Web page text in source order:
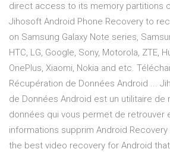
direct access to its memory partitions
Jihosoft Android Phone Recovery to
on Samsung Galaxy Note series,
HTC, LG, Google, Sony, Motorola, ZTE,
OnePlus, Xiaomi, Nokia and etc.
Récupération de Données Android ...
de Données Android est un utilitaire de
données qui vous permet de retrouver
informations supprim Android
the best video recovery for Android